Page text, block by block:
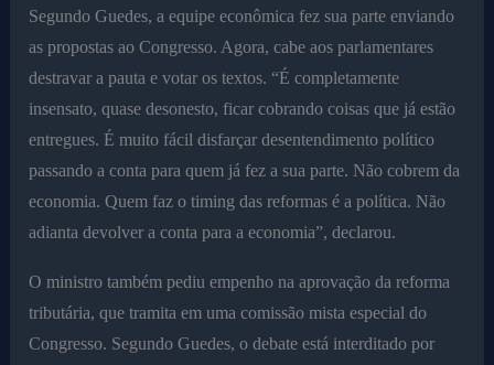
Segundo Guedes, a equipe econômica fez sua parte enviando
as propostas ao Congresso. Agora, cabe aos parlamentares
destravar a pauta e votar os textos. “É completamente
insensato, quase desonesto, ficar cobrando coisas que já estão
entregues. É muito fácil disfarçar desentendimento político
passando a conta para quem já fez a sua parte. Não cobrem da
economia. Quem faz o timing das reformas é a política. Não
adianta devolver a conta para a economia”, declarou.
O ministro também pediu empenho na aprovação da reforma
tributária, que tramita em uma comissão mista especial do
Congresso. Segundo Guedes, o debate está interditado por